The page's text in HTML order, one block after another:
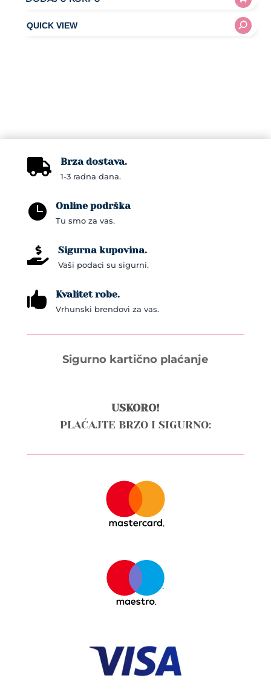
 Brza dostava.
1-3 radna dana.
 Online podrška
Tu smo za vas.
 Sigurna kupovina.
Vaši podaci su sigurni.
 Kvalitet robe.
Vrhunski brendovi za vas.
Sigurno kartično plaćanje
USKORO!
PLAĆAJTE BRZO I SIGURNO: